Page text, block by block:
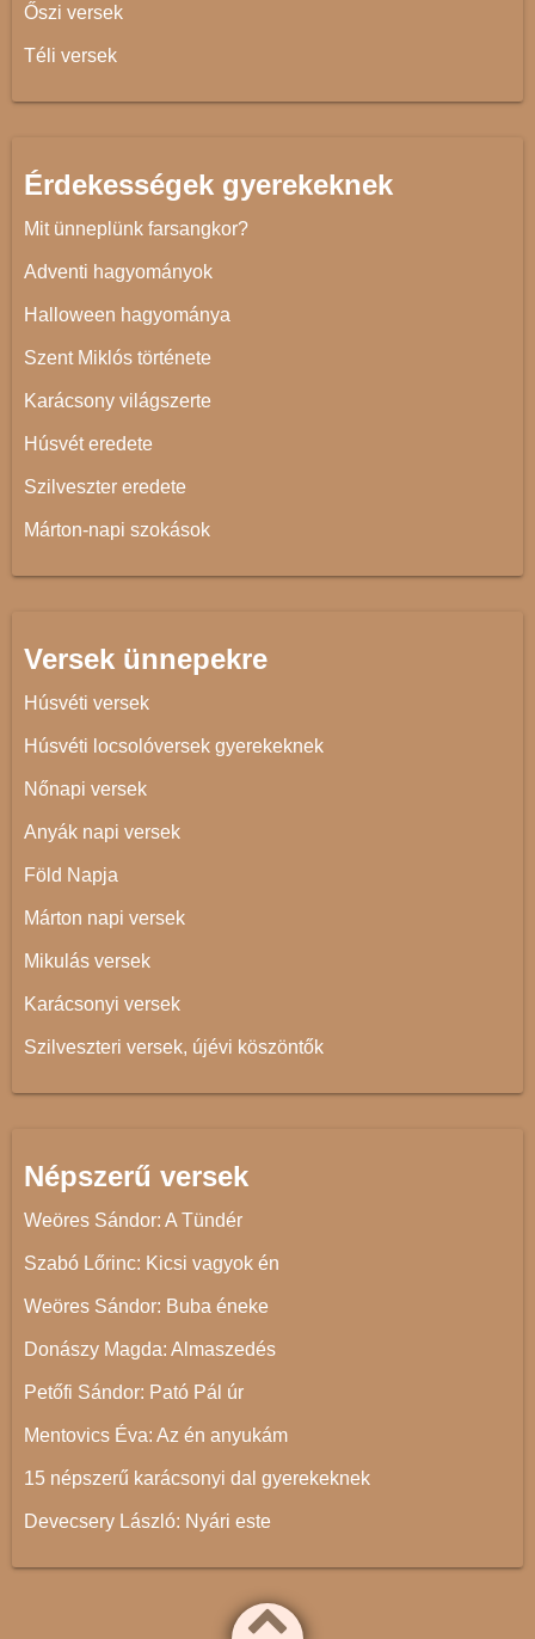
Őszi versek
Téli versek
Érdekességek gyerekeknek
Mit ünneplünk farsangkor?
Adventi hagyományok
Halloween hagyománya
Szent Miklós története
Karácsony világszerte
Húsvét eredete
Szilveszter eredete
Márton-napi szokások
Versek ünnepekre
Húsvéti versek
Húsvéti locsolóversek gyerekeknek
Nőnapi versek
Anyák napi versek
Föld Napja
Márton napi versek
Mikulás versek
Karácsonyi versek
Szilveszteri versek, újévi köszöntők
Népszerű versek
Weöres Sándor: A Tündér
Szabó Lőrinc: Kicsi vagyok én
Weöres Sándor: Buba éneke
Donászy Magda: Almaszedés
Petőfi Sándor: Pató Pál úr
Mentovics Éva: Az én anyukám
15 népszerű karácsonyi dal gyerekeknek
Devecsery László: Nyári este